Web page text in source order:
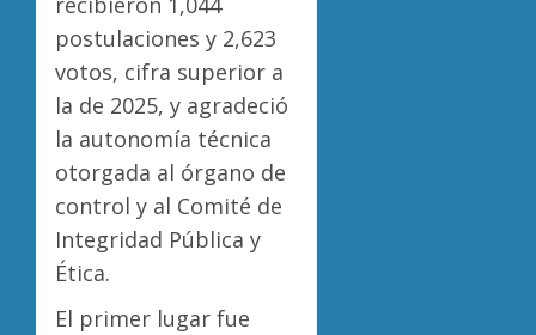
postulaciones y 2,623
votos, cifra superior a
la de 2025, y agradeció
la autonomía técnica
otorgada al órgano de
control y al Comité de
Integridad Pública y
Ética.
El primer lugar fue